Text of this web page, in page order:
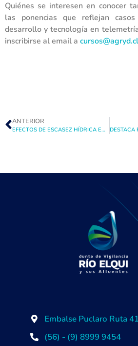
Quiénes se interesen en conocer
las ponencias que reflejan
desarrollo y tecnología en
inscribirse al email a cursos@agryd.cl
ANTERIOR
EFECTOS DE ESCASEZ HÍDRICA EN EMBALSES PREOCUPA A JUNTA DE VIGILANCIA RIO ELQUI QUEN INSTA A TRABAJAR EN CONJUNTO SOLUCIONES EFICACES Y EFICIENTES EN EL TIEMPO
Embalse Puclaro Ruta
(56) - (9) 8999 9454